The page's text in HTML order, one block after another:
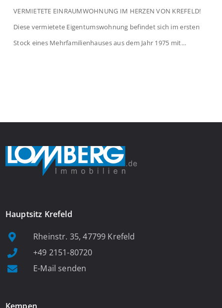
VERMIETETE EINRAUMWOHNUNG IM HERZEN VON KREFELD!
Diese vermietete Eigentumswohnung befindet sich im ersten
Stock eines Mehrfamilienhauses aus dem Jahr 1975 mit
Hauptsitz Krefeld
Rheinstr. 35, 47799 Krefeld
+49 2151-80720
E-Mail senden